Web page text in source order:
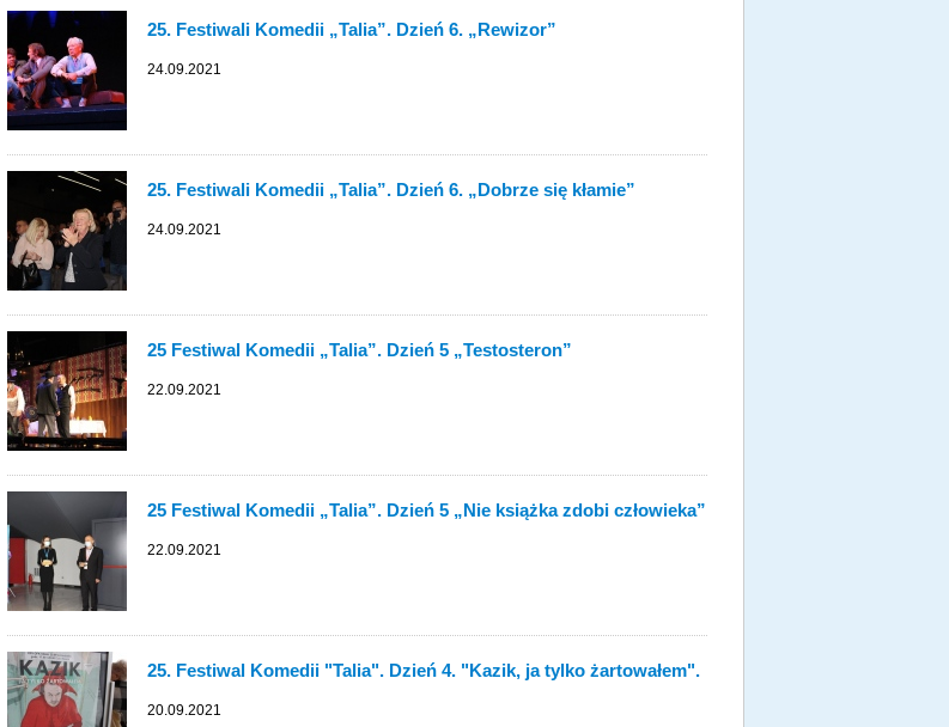
25. Festiwali Komedii „Talia”. Dzień 6. „Rewizor”
24.09.2021
25. Festiwali Komedii „Talia”. Dzień 6. „Dobrze się kłamie”
24.09.2021
25 Festiwal Komedii „Talia”. Dzień 5 „Testosteron”
22.09.2021
25 Festiwal Komedii „Talia”. Dzień 5 „Nie książka zdobi człowieka”
22.09.2021
25. Festiwal Komedii "Talia". Dzień 4. "Kazik, ja tylko żartowałem".
20.09.2021